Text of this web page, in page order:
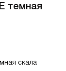
темная
скала